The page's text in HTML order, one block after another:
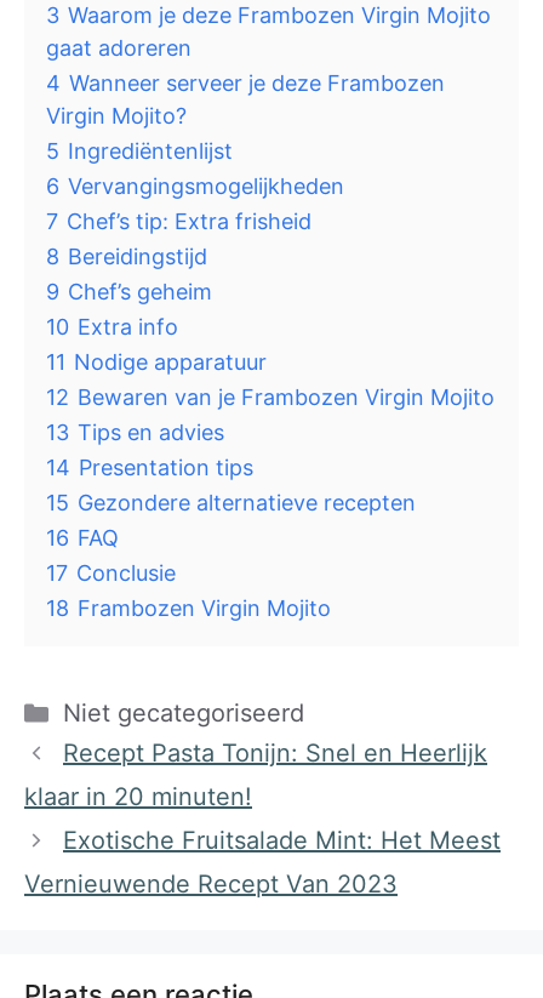
3 Waarom je deze Frambozen Virgin Mojito
gaat adoreren
4 Wanneer serveer je deze Frambozen
Virgin Mojito?
5 Ingrediëntenlijst
6 Vervangingsmogelijkheden
7 Chef’s tip: Extra frisheid
8 Bereidingstijd
9 Chef’s geheim
10 Extra info
11 Nodige apparatuur
12 Bewaren van je Frambozen Virgin Mojito
13 Tips en advies
14 Presentation tips
15 Gezondere alternatieve recepten
16 FAQ
17 Conclusie
18 Frambozen Virgin Mojito
Categorieën
Niet gecategoriseerd
Recept Pasta Tonijn: Snel en Heerlijk
klaar in 20 minuten!
Exotische Fruitsalade Mint: Het Meest
Vernieuwende Recept Van 2023